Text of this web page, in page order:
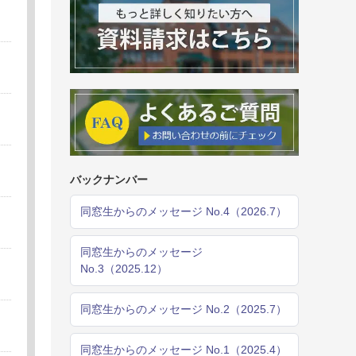
バックナンバー
同窓生からのメッセージ No.4（2026.7）
同窓生からのメッセージ
No.3（2025.12）
同窓生からのメッセージ No.2（2025.7）
同窓生からのメッセージ No.1（2025.4）